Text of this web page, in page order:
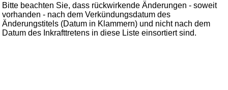
Bitte beachten Sie, dass rückwirkende Änderungen - soweit
vorhanden - nach dem Verkündungsdatum des
Änderungstitels (Datum in Klammern) und nicht nach dem
Datum des Inkrafttretens in diese Liste einsortiert sind.